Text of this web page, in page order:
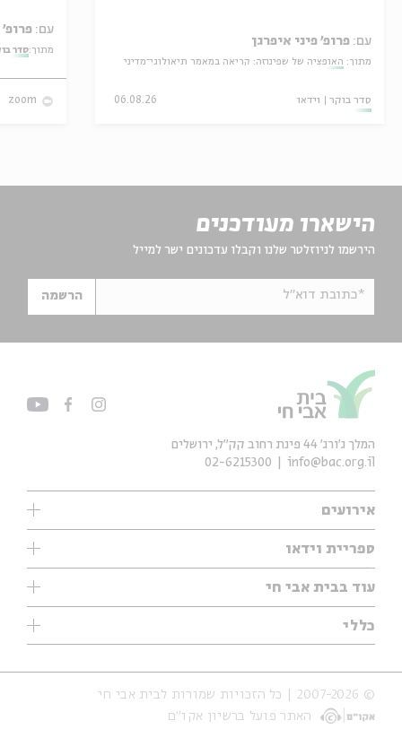
עם: פרופ' פיני איפרגן
מתוך: האופציה של שפינוזה: קריאה במאמר תיאולוגי־מדיני
סדר בוקר וידאו 06.08.26
עם: פרופ' אביגדור שנאן
מתוך:סדר
zoom
הישארו מעודכנים
הירשמו לניוזלטר שלנו וקבלו עדכונים ישר למייל
*כתובת דוא"ל הרשמה
אירועים
עיון
אנגלית
נוער
סדרות
אירועי עבר
אירועים בירושלים
ספריית וידאו
ילדים
מוזיקה
עיון
מיוחדים
עוד בבית אבי חי
תערוכות
מיוחדים
כללי
אודות
הצהרת נגישות
תנאי שימוש והצהרת פרטיות
המלך ג'ורג' 44 פינת רחוב קק״ל, ירושלים
info@bac.org.il
02-6215300
© 2007-2026 | כל הזכויות שמורות לבית אבי חי
האתר פועל ברשיון אקו״ם